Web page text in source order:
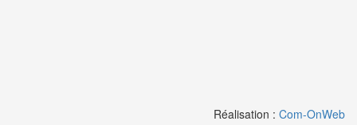
Réalisation : Com-OnWeb